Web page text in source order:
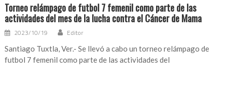
Torneo relámpago de futbol 7 femenil como parte de las
actividades del mes de la lucha contra el Cáncer de Mama
2023/10/19 Editor
Santiago Tuxtla, Ver.- Se llevó a cabo un torneo relámpago de
futbol 7 femenil como parte de las actividades del